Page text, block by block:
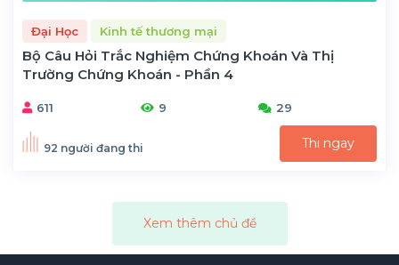
Đại Học Kinh tế thương mại
Bộ Câu Hỏi Trắc Nghiệm Chứng Khoán Và Thị
Trường Chứng Khoán - Phần 4
611 9 29
92 người đang thi Thi ngay
Xem thêm chủ đề